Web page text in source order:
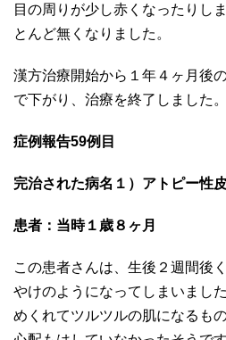
目の周りが少し赤くなったりし
とんど無くなりました。
漢方治療開始から１年４ヶ月後
で下がり、治療を終了しました。
症例報告59例目
完治された病名１）アトピー性
患者：当時１歳８ヶ月
この患者さんは、生後２週間後
やけのようになってしまいまし
めくれてツルツルの肌になるも